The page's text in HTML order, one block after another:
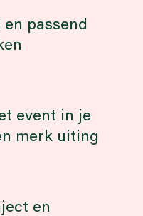
passend
event in je
merk uiting
en